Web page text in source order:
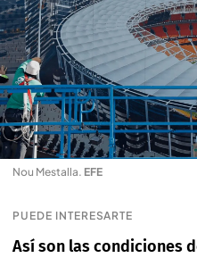
Nou Mestalla. EFE
PUEDE INTERESARTE
Así son las condiciones